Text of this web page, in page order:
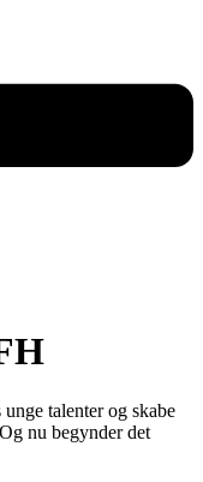
talenter og skabe
nu begynder det